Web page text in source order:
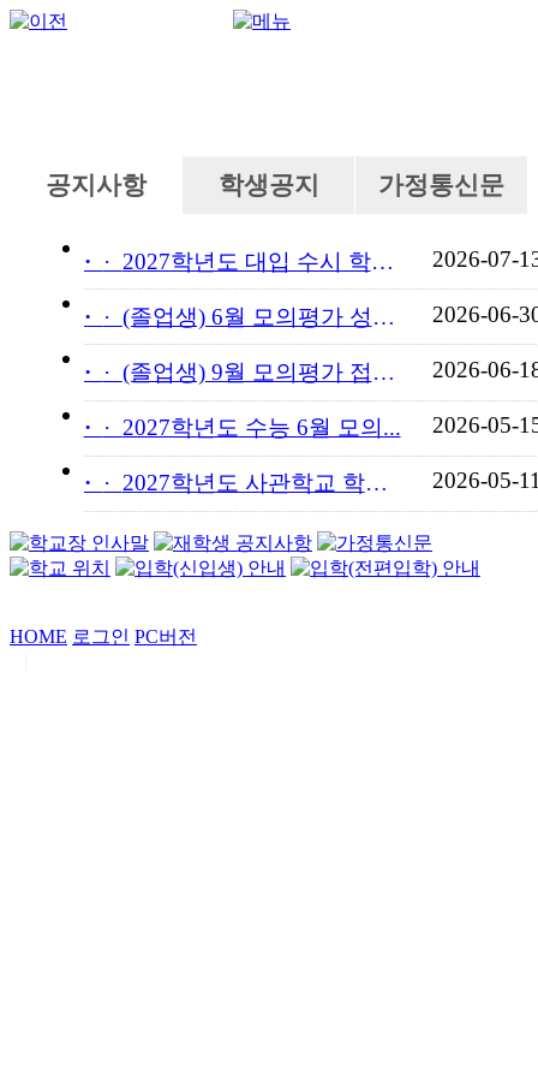
공지사항 학생공지 가정통신문
· 2027학년도 대입 수시 학교... 2026-07-
· (졸업생) 6월 모의평가 성적... 2026-06-
· (졸업생) 9월 모의평가 접수... 2026-06-
· 2027학년도 수능 6월 모의... 2026-05-
· 2027학년도 사관학교 학교장... 2026-05-
HOME 로그인 PC버전